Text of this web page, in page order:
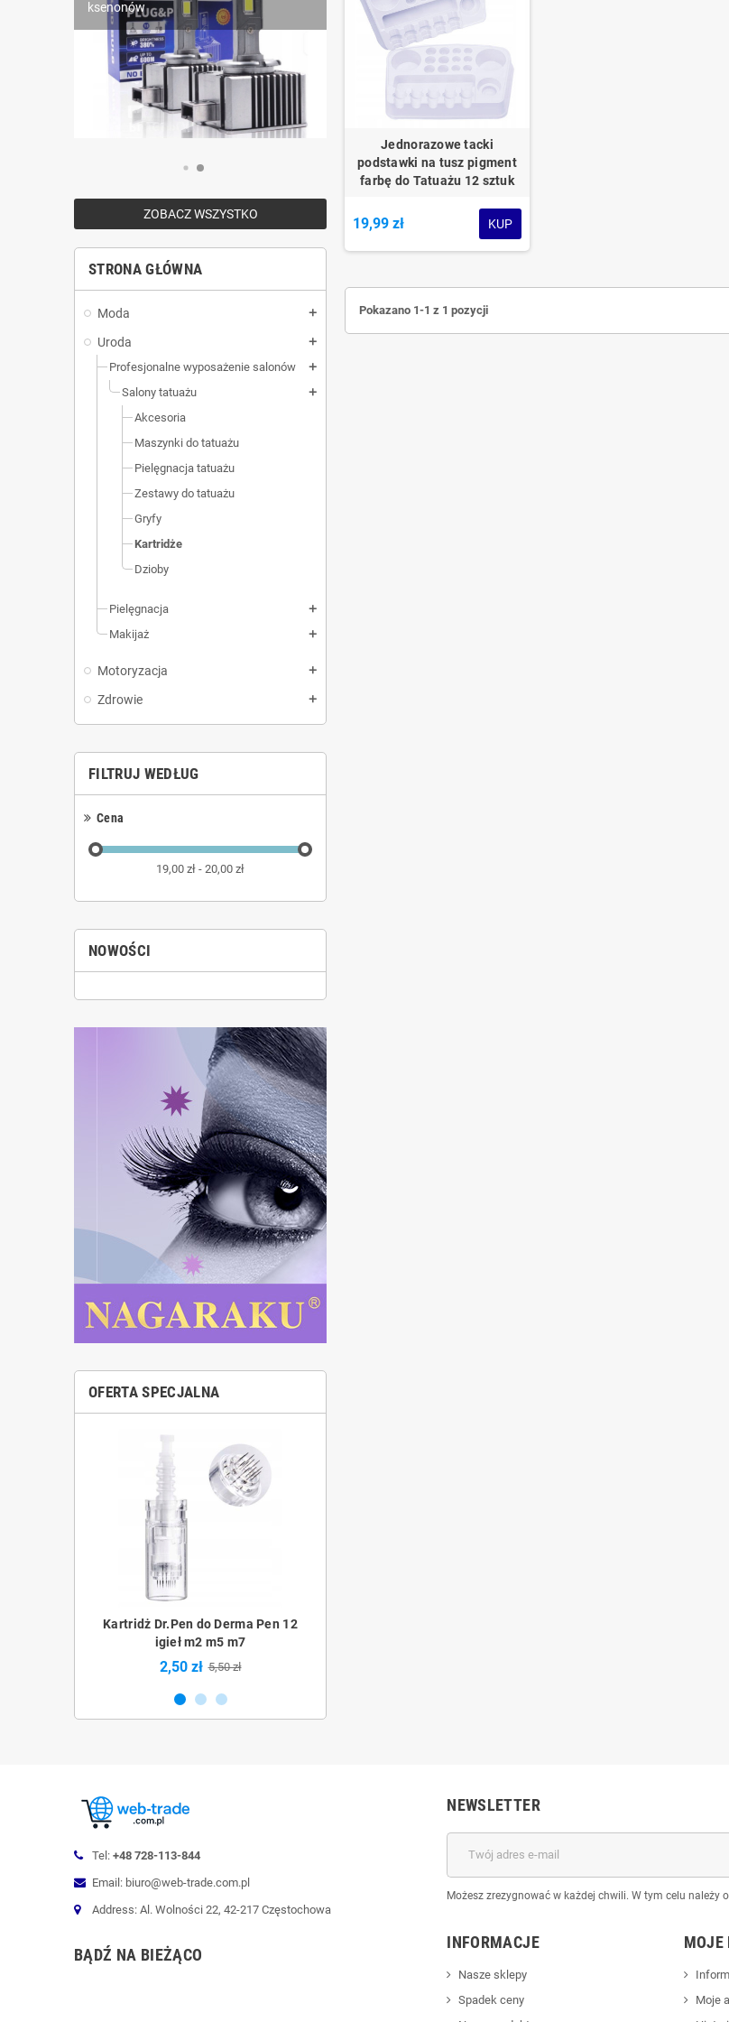
ksenonów
ZOBACZ WSZYSTKO
STRONA GŁÓWNA
Moda add
Uroda add
Profesjonalne wyposażenie salonów add
Salony tatuażu add
Akcesoria
Maszynki do tatuażu
Pielęgnacja tatuażu
Zestawy do tatuażu
Gryfy
Kartridże
Dzioby
Pielęgnacja add
Makijaż add
Motoryzacja add
Zdrowie add
FILTRUJ WEDŁUG
Cena
19,00 zł - 20,00 zł
NOWOŚCI
OFERTA SPECJALNA
Kartridż Dr.Pen do Derma Pen 12
igieł m2 m5 m7
2,50 zł 5,50 zł
Jednorazowe tacki
podstawki na tusz pigment
farbę do Tatuażu 12 sztuk
19,99 zł KUP
Pokazano 1-1 z 1 pozycji
Tel: +48 728-113-844
Email: biuro@web-trade.com.pl
Address: Al. Wolności 22, 42-217 Częstochowa
BĄDŹ NA BIEŻĄCO
NEWSLETTER
Możesz zrezygnować w każdej chwili. W tym celu należy
INFORMACJE
Nasze sklepy
Spadek ceny
MOJE
Moje